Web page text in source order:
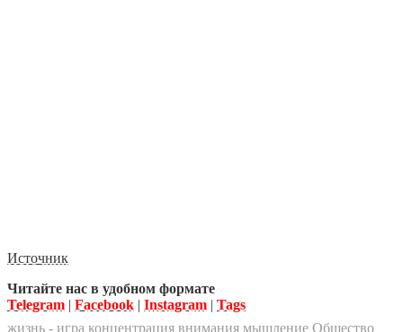
Источник
Читайте нас в удобном формате
Telegram | Facebook | Instagram | Tags
жизнь - игра концентрация внимания мышление Общество